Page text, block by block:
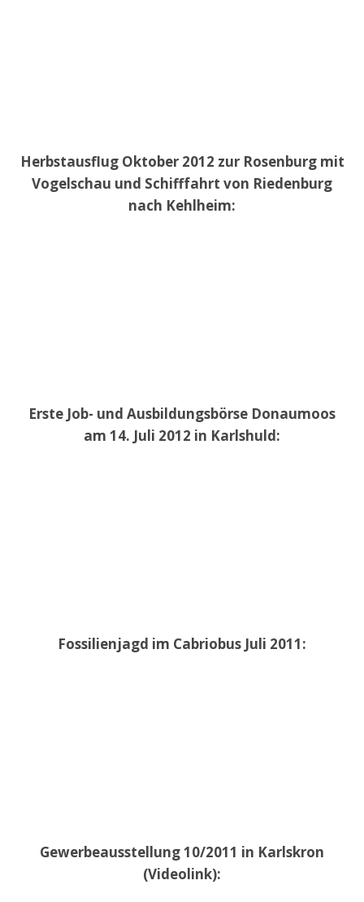
Herbstausflug Oktober 2012 zur Rosenburg mit
Vogelschau und Schifffahrt von Riedenburg
nach Kehlheim:
Erste Job- und Ausbildungsbörse Donaumoos
am 14. Juli 2012 in Karlshuld:
Fossilienjagd im Cabriobus Juli 2011:
Gewerbeausstellung 10/2011 in Karlskron
(Videolink):